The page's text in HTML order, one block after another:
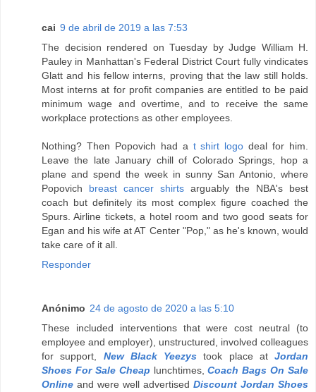
cai 9 de abril de 2019 a las 7:53
The decision rendered on Tuesday by Judge William H.
Pauley in Manhattan's Federal District Court fully vindicates
Glatt and his fellow interns, proving that the law still holds.
Most interns at for profit companies are entitled to be paid
minimum wage and overtime, and to receive the same
workplace protections as other employees.
Nothing? Then Popovich had a t shirt logo deal for him.
Leave the late January chill of Colorado Springs, hop a
plane and spend the week in sunny San Antonio, where
Popovich breast cancer shirts arguably the NBA's best
coach but definitely its most complex figure coached the
Spurs. Airline tickets, a hotel room and two good seats for
Egan and his wife at AT Center "Pop," as he's known, would
take care of it all.
Responder
Anónimo 24 de agosto de 2020 a las 5:10
These included interventions that were cost neutral (to
employee and employer), unstructured, involved colleagues
for support, New Black Yeezys took place at Jordan
Shoes For Sale Cheap lunchtimes,Coach Bags On Sale
Online and were well advertised Discount Jordan Shoes